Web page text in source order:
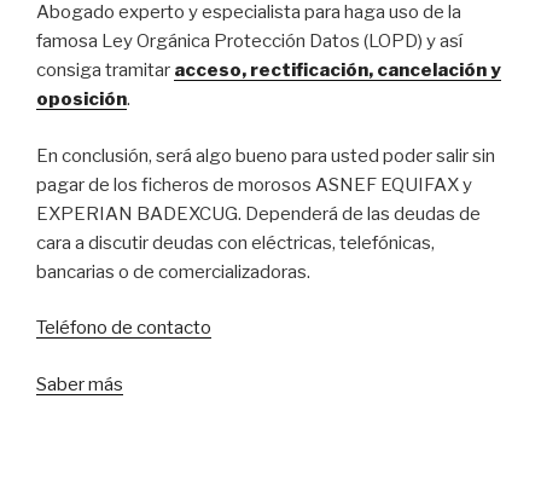
Abogado experto y especialista para haga uso de la
famosa Ley Orgánica Protección Datos (LOPD) y así
consiga tramitar acceso, rectificación, cancelación y
oposición.
En conclusión, será algo bueno para usted poder salir sin
pagar de los ficheros de morosos ASNEF EQUIFAX y
EXPERIAN BADEXCUG. Dependerá de las deudas de
cara a discutir deudas con eléctricas, telefónicas,
bancarias o de comercializadoras.
Teléfono de contacto
Saber más